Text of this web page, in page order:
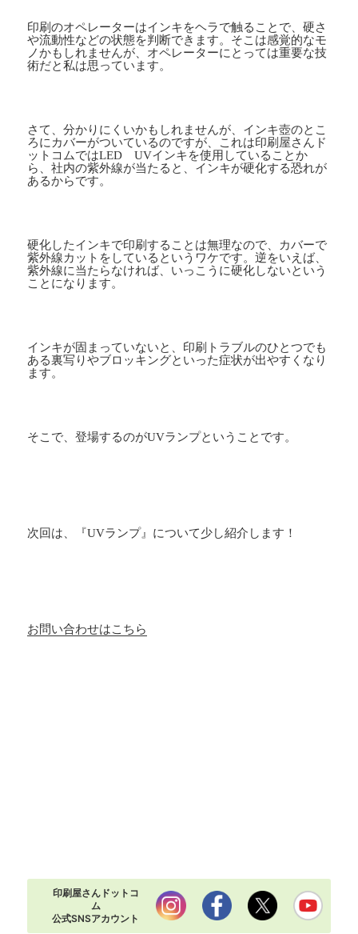
印刷のオペレーターはインキをヘラで触ることで、硬さ
や流動性などの状態を判断できます。そこは感覚的なモ
ノかもしれませんが、オペレーターにとっては重要な技
術だと私は思っています。
さて、分かりにくいかもしれませんが、インキ壺のとこ
ろにカバーがついているのですが、これは印刷屋さんド
ットコムではLED UVインキを使用していることか
ら、社内の紫外線が当たると、インキが硬化する恐れが
あるからです。
硬化したインキで印刷することは無理なので、カバーで
紫外線カットをしているというワケです。逆をいえば、
紫外線に当たらなければ、いっこうに硬化しないという
ことになります。
インキが固まっていないと、印刷トラブルのひとつでも
ある裏写りやブロッキングといった症状が出やすくなり
ます。
そこで、登場するのがUVランプということです。
次回は、『UVランプ』について少し紹介します！
お問い合わせはこちら
印刷屋さんドットコ
ム
公式SNSアカウント